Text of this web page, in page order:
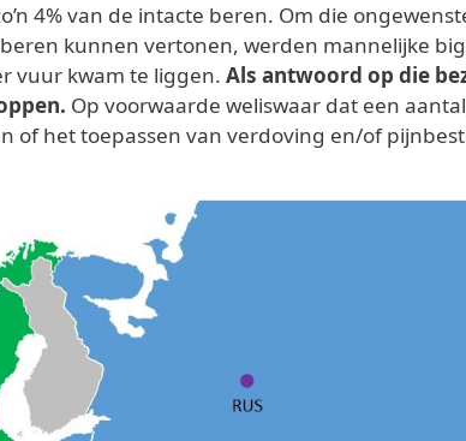
4% van de intacte beren. Om die
kunnen vertonen, werden mannelijke
vuur kwam te liggen. Als antwoord op die
Op voorwaarde weliswaar dat een
of het toepassen van verdoving en/of